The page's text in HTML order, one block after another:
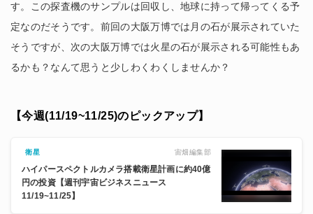
す。この探査機のサンプルは回収し、地球に持って帰ってくる予
定なのだそうです。前回の大阪万博では月の石が展示されていた
そうですが、次の大阪万博では火星の石が展示される可能性もあ
るかも？なんて思うと少しわくわくしませんか？
【今週(11/19~11/25)のピックアップ】
衛星 宙畑編集部
ハイパースペクトルカメラ搭載衛星計画に約40億
円の投資【週刊宇宙ビジネスニュース
11/19~11/25】